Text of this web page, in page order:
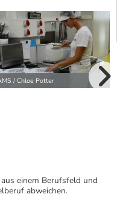
/ Chloe Potter
einem Berufsfeld und
abweichen.